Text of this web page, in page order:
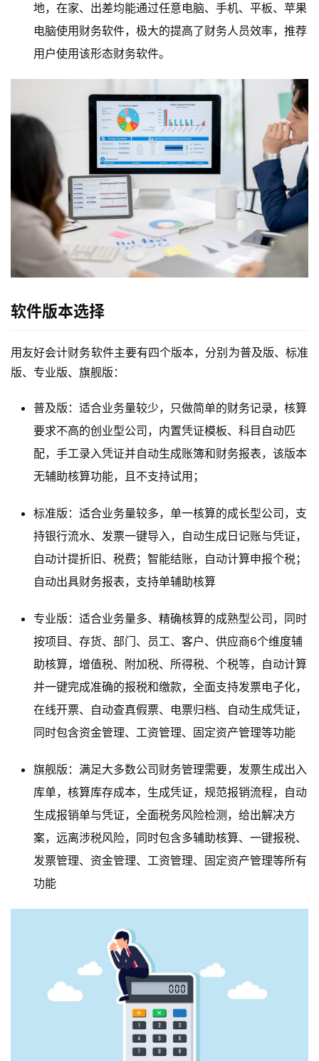
地，在家、出差均能通过任意电脑、手机、平板、苹果
电脑使用财务软件，极大的提高了财务人员效率，推荐
用户使用该形态财务软件。
软件版本选择
用友好会计财务软件主要有四个版本，分别为普及版、标准
版、专业版、旗舰版：
普及版：适合业务量较少，只做简单的财务记录，核算
要求不高的创业型公司，内置凭证模板、科目自动匹
配，手工录入凭证并自动生成账簿和财务报表，该版本
无辅助核算功能，且不支持试用；
标准版：适合业务量较多，单一核算的成长型公司，支
持银行流水、发票一键导入，自动生成日记账与凭证，
自动计提折旧、税费；智能结账，自动计算申报个税；
自动出具财务报表，支持单辅助核算
专业版：适合业务量多、精确核算的成熟型公司，同时
按项目、存货、部门、员工、客户、供应商6个维度辅
助核算，增值税、附加税、所得税、个税等，自动计算
并一键完成准确的报税和缴款，全面支持发票电子化，
在线开票、自动查真假票、电票归档、自动生成凭证，
同时包含资金管理、工资管理、固定资产管理等功能
旗舰版：满足大多数公司财务管理需要，发票生成出入
库单，核算库存成本，生成凭证，规范报销流程，自动
生成报销单与凭证，全面税务风险检测，给出解决方
案，远离涉税风险，同时包含多辅助核算、一键报税、
发票管理、资金管理、工资管理、固定资产管理等所有
功能